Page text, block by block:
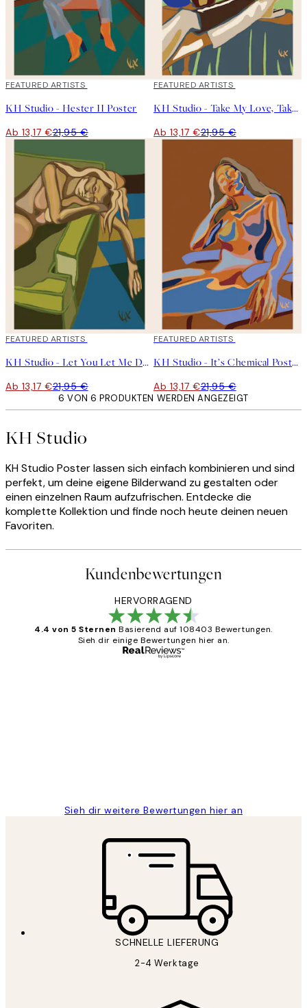
40%*
FEATURED ARTISTS
KH Studio - Hester II Poster
Ab 13,17 €21,95 €
40%*
FEATURED ARTISTS
KH Studio - Take My Love, Take It Down Poster
Ab 13,17 €21,95 €
40%*
FEATURED ARTISTS
KH Studio - Let You Let Me Down Poster
Ab 13,17 €21,95 €
40%*
FEATURED ARTISTS
KH Studio - It’s Chemical Poster
Ab 13,17 €21,95 €
6 VON 6 PRODUKTEN WERDEN ANGEZEIGT
KH Studio
KH Studio Poster lassen sich einfach kombinieren und sind
perfekt, um deine eigene Bilderwand zu gestalten oder
einen einzelnen Raum aufzufrischen. Entdecke die
komplette Kollektion und finde noch heute deinen neuen
Favoriten.
Kundenbewertungen
HERVORRAGEND
4.4 von 5 Sternen Basierend auf 108403 Bewertungen.
Sieh dir einige Bewertungen hier an.
Sieh dir weitere Bewertungen hier an
SCHNELLE LIEFERUNG
2-4 Werktage